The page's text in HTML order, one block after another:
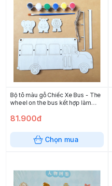
Bộ tô màu gỗ Chiếc Xe Bus - The
wheel on the bus kết hợp làm
81.900đ
Chọn mua